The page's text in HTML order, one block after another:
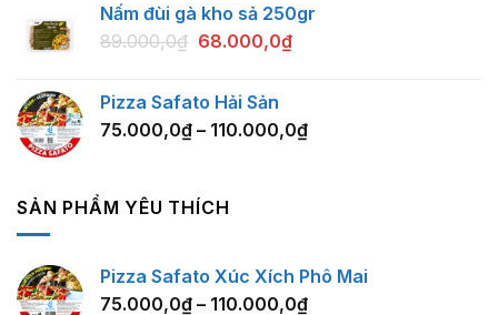
Nấm đùi gà kho sả 250gr
89.000,0₫ 68.000,0₫
Pizza Safato Hải Sản
75.000,0₫ – 110.000,0₫
SẢN PHẨM YÊU THÍCH
Pizza Safato Xúc Xích Phô Mai
75.000,0₫ – 110.000,0₫